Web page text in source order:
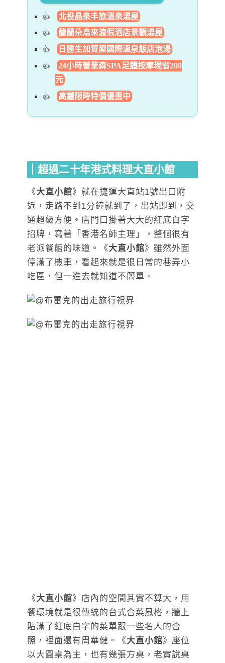
北投晶泉丰旅溫泉湯屋
馥蘭朵烏來渡假酒店景觀湯屋
日勝生加賀屋國際溫泉飯店泡湯
24小時營業森SPA足體按摩現省200
元
高鐵限時特價優惠中
｜超過二十年港式料理大直小館
《大直小館》就在捷運大直站1號出口附
近，走路不到1分鐘就到了，出站即到，交
通超級方便。店門口掛著大大的紅底白字
招牌，寫著「香港名師主理」，整個很有
老派餐館的味道。《大直小館》雖然外面
停滿了機車，看起來就是很日常的巷弄小
吃區，但一進去就知道不簡單。
《大直小館》店內的空間其實不算大，用
餐環境就是很傳統的台式合菜風格，牆上
貼滿了紅底白字的菜單跟一些名人的合
照，裡面還有周華健。《大直小館》座位
以大圓桌為主，也有幾張方桌，老實說桌